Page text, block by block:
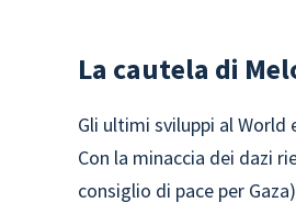
La cautela di
Gli ultimi sviluppi al World
Con la minaccia dei dazi
consiglio di pace per